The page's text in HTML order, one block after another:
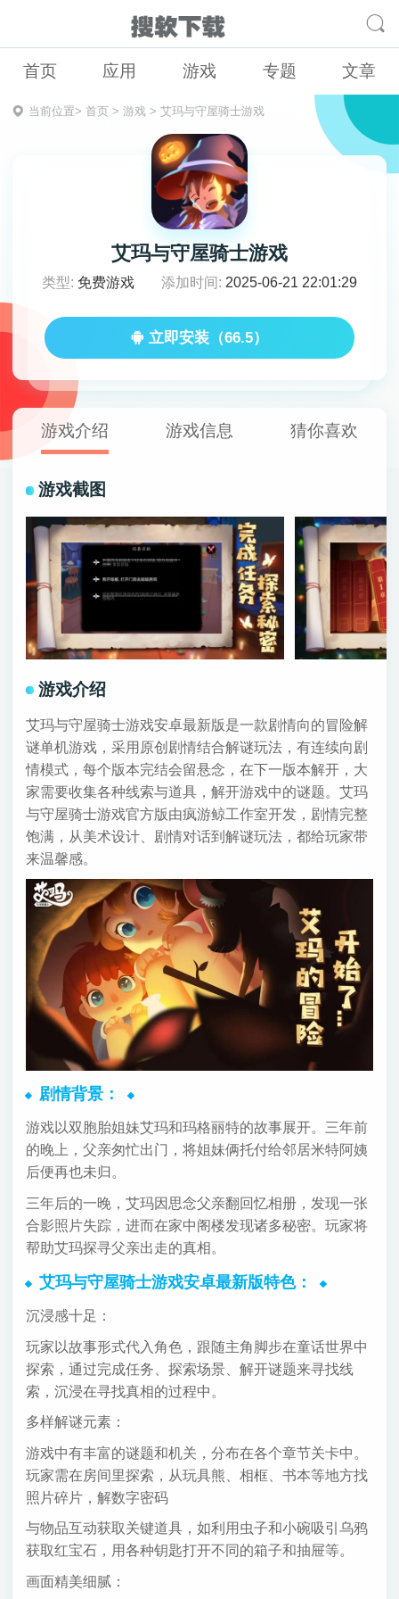
首页 应用 游戏 专题 文章
当前位置> 首页> 游戏> 艾玛与守屋骑士游戏
艾玛与守屋骑士游戏
类型: 免费游戏 添加时间: 2025-06-21 22:01:29
立即安装（66.5）
游戏介绍 游戏信息 猜你喜欢
游戏截图
游戏介绍
艾玛与守屋骑士游戏安卓最新版是一款剧情向的冒险解
谜单机游戏，采用原创剧情结合解谜玩法，有连续向剧
情模式，每个版本完结会留悬念，在下一版本解开，大
家需要收集各种线索与道具，解开游戏中的谜题。艾玛
与守屋骑士游戏官方版由疯游鲸工作室开发，剧情完整
饱满，从美术设计、剧情对话到解谜玩法，都给玩家带
来温馨感。
剧情背景：
游戏以双胞胎姐妹艾玛和玛格丽特的故事展开。三年前
的晚上，父亲匆忙出门，将姐妹俩托付给邻居米特阿姨
后便再也未归。
三年后的一晚，艾玛因思念父亲翻回忆相册，发现一张
合影照片失踪，进而在家中阁楼发现诸多秘密。玩家将
帮助艾玛探寻父亲出走的真相。
艾玛与守屋骑士游戏安卓最新版特色：
沉浸感十足：
玩家以故事形式代入角色，跟随主角脚步在童话世界中
探索，通过完成任务、探索场景、解开谜题来寻找线
索，沉浸在寻找真相的过程中。
多样解谜元素：
游戏中有丰富的谜题和机关，分布在各个章节关卡中。
玩家需在房间里探索，从玩具熊、相框、书本等地方找
照片碎片，解数字密码
与物品互动获取关键道具，如利用虫子和小碗吸引乌鸦
获取红宝石，用各种钥匙打开不同的箱子和抽屉等。
画面精美细腻：